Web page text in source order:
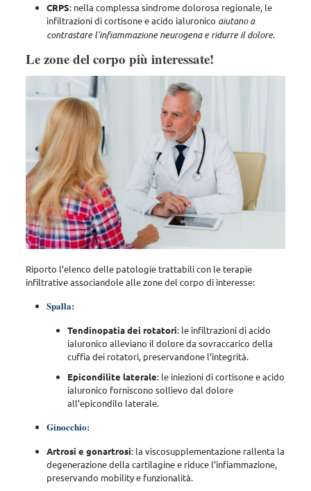
CRPS: nella complessa sindrome dolorosa regionale, le
infiltrazioni di cortisone e acido ialuronico aiutano a
contrastare l’infiammazione neurogena e ridurre il dolore.
Le zone del corpo più interessate!
Riporto l’elenco delle patologie trattabili con le terapie
infiltrative associandole alle zone del corpo di interesse:
Spalla:
Tendinopatia dei rotatori: le infiltrazioni di acido
ialuronico alleviano il dolore da sovraccarico della
cuffia dei rotatori, preservandone l’integrità.
Epicondilite laterale: le iniezioni di cortisone e acido
ialuronico forniscono sollievo dal dolore
all’epicondilo laterale.
Ginocchio:
Artrosi e gonartrosi: la viscosupplementazione rallenta la
degenerazione della cartilagine e riduce l’infiammazione,
preservando mobility e funzionalità.